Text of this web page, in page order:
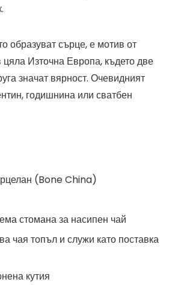
образуват сърце, е мотив от
Източна Европа, където две
значат вярност. Очевидният
годишнина или сватбен
(Bone China)
стомана за насипен чай
чая топъл и служи като поставка
кутия